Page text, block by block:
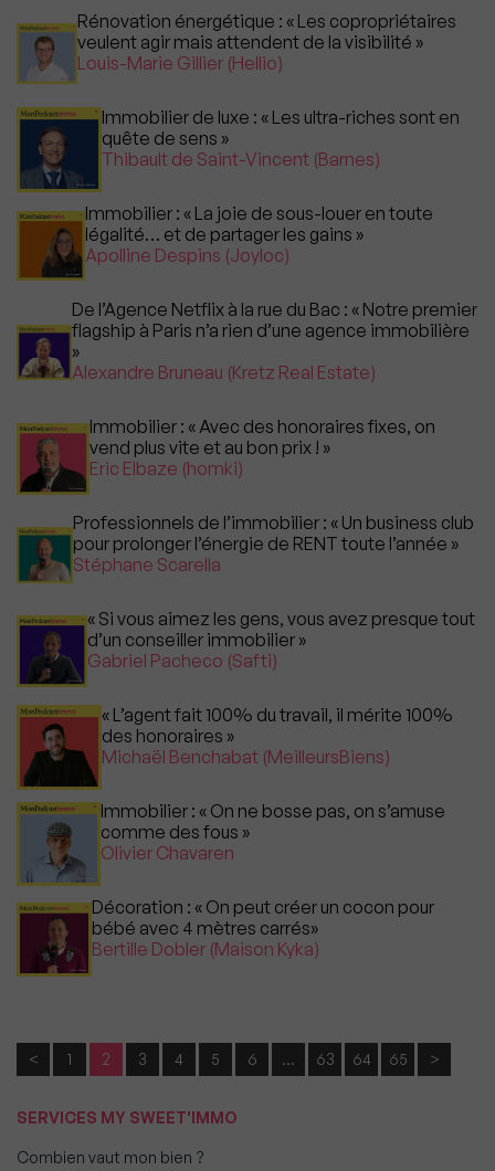
Rénovation énergétique : « Les copropriétaires
veulent agir mais attendent de la visibilité »
Louis-Marie Gillier (Hellio)
Immobilier de luxe : « Les ultra-riches sont en
quête de sens »
Thibault de Saint-Vincent (Barnes)
Immobilier : « La joie de sous-louer en toute
légalité… et de partager les gains »
Apolline Despins (Joyloc)
De l’Agence Netflix à la rue du Bac : « Notre premier
flagship à Paris n’a rien d’une agence immobilière
»
Alexandre Bruneau (Kretz Real Estate)
Immobilier : « Avec des honoraires fixes, on
vend plus vite et au bon prix ! »
Eric Elbaze (homki)
Professionnels de l’immobilier : « Un business club
pour prolonger l’énergie de RENT toute l’année »
Stéphane Scarella
« Si vous aimez les gens, vous avez presque tout
d’un conseiller immobilier »
Gabriel Pacheco (Safti)
« L’agent fait 100% du travail, il mérite 100%
des honoraires »
Michaël Benchabat (MeilleursBiens)
Immobilier : « On ne bosse pas, on s’amuse
comme des fous »
Olivier Chavaren
Décoration : « On peut créer un cocon pour
bébé avec 4 mètres carrés»
Bertille Dobler (Maison Kyka)
< 1 2 3 4 5 6 … 63 64 65 >
SERVICES MY SWEET'IMMO
Combien vaut mon bien ?